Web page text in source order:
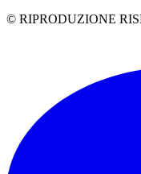
© RIPRODUZIONE